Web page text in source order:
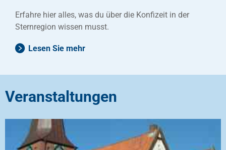
Erfahre hier alles, was du über die Konfizeit in der
Sternregion wissen musst.
Lesen Sie mehr
Veranstaltungen